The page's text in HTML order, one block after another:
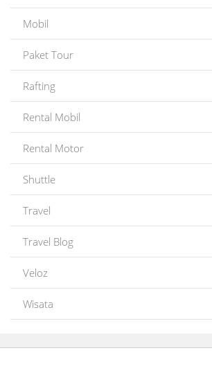
Mobil
Paket Tour
Rafting
Rental Mobil
Rental Motor
Shuttle
Travel
Travel Blog
Veloz
Wisata